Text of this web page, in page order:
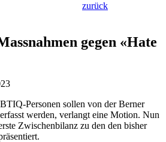
zurück
gegen «Hate
Personen sollen von der Berner
werden, verlangt eine Motion. Nun
Zwischenbilanz zu den den bisher